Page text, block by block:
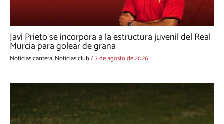
Javi Prieto se incorpora a la estructura juvenil del Real
Murcia para golear de grana
Noticias cantera,Noticias club/7 de agosto de 2026